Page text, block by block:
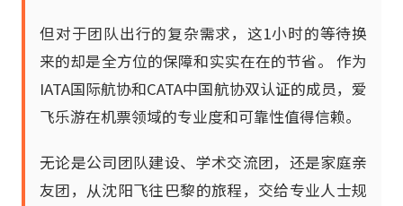
但对于团队出行的复杂需求，这1小时的等待换
来的却是全方位的保障和实实在在的节省。 作为
IATA国际航协和CATA中国航协双认证的成员，爱
飞乐游在机票领域的专业度和可靠性值得信赖。
无论是公司团队建设、学术交流团，还是家庭亲
友团，从沈阳飞往巴黎的旅程，交给专业人士规